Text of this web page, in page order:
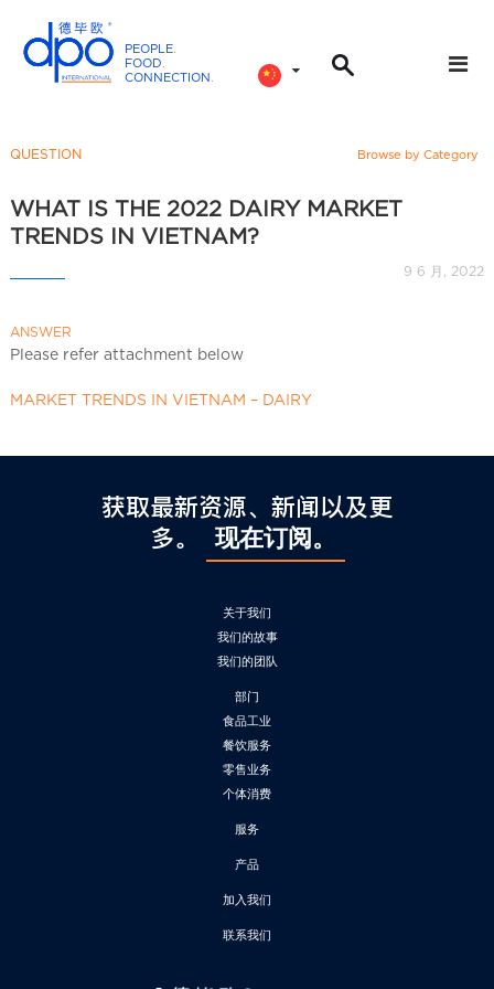
PEOPLE.
FOOD.
CONNECTION.
n
t
t
i
l
C
QUESTION Browse by Category
WHAT IS THE 2022 DAIRY MARKET
TRENDS IN VIETNAM?
9 6 月, 2022
ANSWER
Please refer attachment below
MARKET TRENDS IN VIETNAM – DAIRY
获取最新资源、新闻以及更
多。
现在订阅。
关于我们
我们的故事
我们的团队
部门
食品工业
餐饮服务
零售业务
个体消费
服务
产品
加入我们
联系我们